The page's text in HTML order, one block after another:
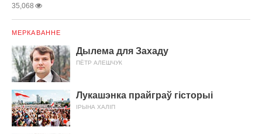
35,068
МЕРКАВАННЕ
Дылема для Захаду
ПЁТР АЛЕШЧУК
Лукашэнка прайграў гісторыі
ІРЫНА ХАЛІП